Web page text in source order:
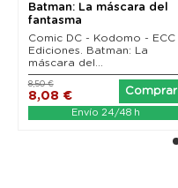
Batman: La máscara del
fantasma
Comic DC - Kodomo - ECC
Ediciones. Batman: La
máscara del...
8,08 €
8,50 €
Comprar
Envío 24/48 h